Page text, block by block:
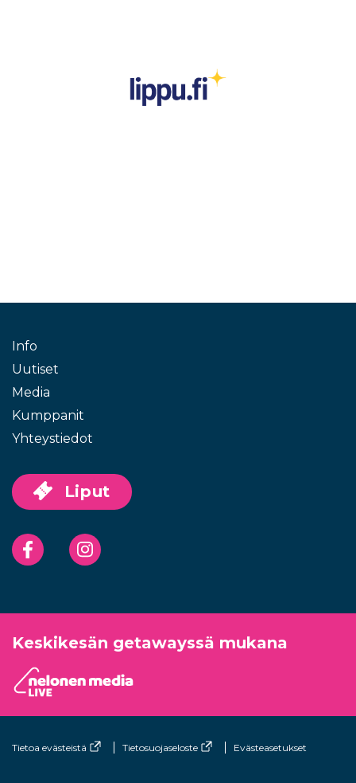
Info
Uutiset
Media
Kumppanit
Yhteystiedot
Liput
FacebookInstagram
Keskikesän getawayssä mukana
Tietoa evästeistä Tietosuojaseloste Evästeasetukset